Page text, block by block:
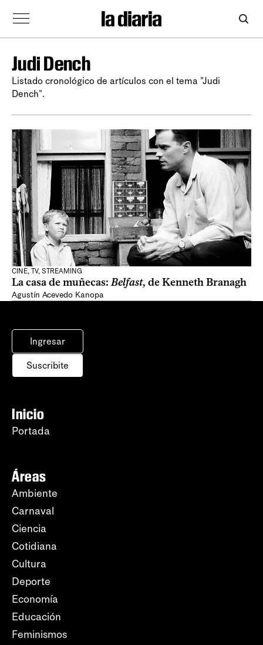
Judi Dench
Listado cronológico de artículos con el tema "Judi
Dench".
CINE, TV, STREAMING
La casa de muñecas:Belfast, de Kenneth Branagh
Agustín Acevedo Kanopa
Ingresar
Suscribite
Inicio
Portada
Áreas
Ambiente
Carnaval
Ciencia
Cotidiana
Cultura
Deporte
Economía
Educación
Feminismos